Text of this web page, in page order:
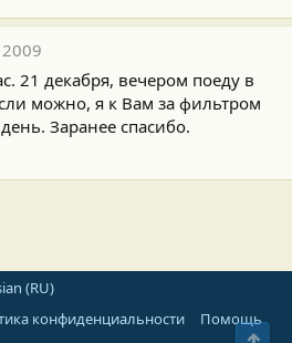
21 декабря, вечером поеду в
можно, я к Вам за фильтром
Заранее спасибо.
(RU)
конфиденциальности Помощь